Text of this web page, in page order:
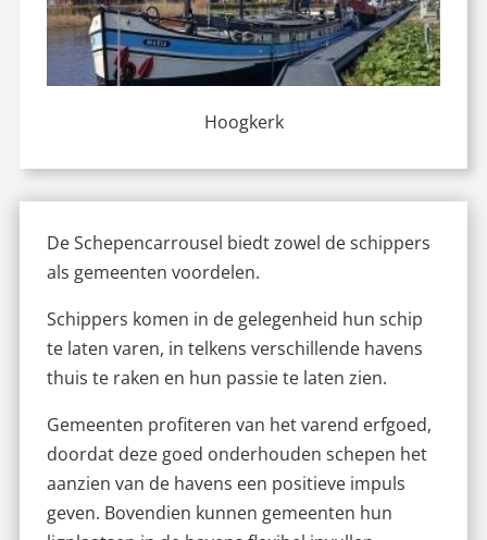
Hoogkerk
De Schepencarrousel biedt zowel de schippers
als gemeenten voordelen.
Schippers komen in de gelegenheid hun schip
te laten varen, in telkens verschillende havens
thuis te raken en hun passie te laten zien.
Gemeenten profiteren van het varend erfgoed,
doordat deze goed onderhouden schepen het
aanzien van de havens een positieve impuls
geven. Bovendien kunnen gemeenten hun